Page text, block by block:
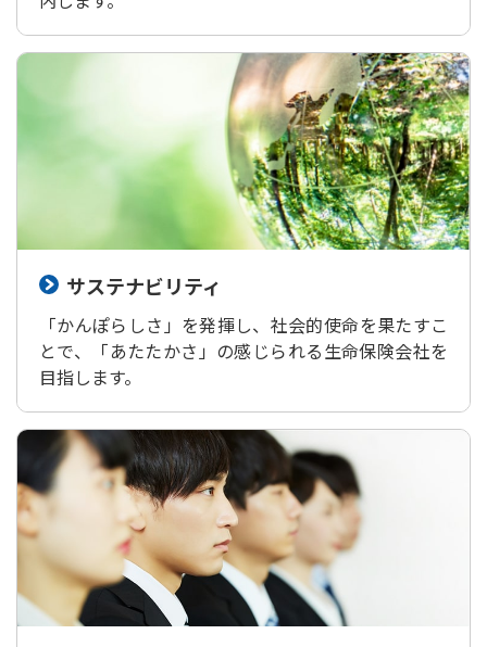
サステナビリティ
「かんぽらしさ」を発揮し、社会的使命を果たすこ
とで、「あたたかさ」の感じられる生命保険会社を
目指します。